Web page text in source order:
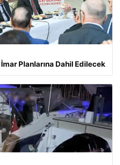
Planlarına Dahil Edilecek